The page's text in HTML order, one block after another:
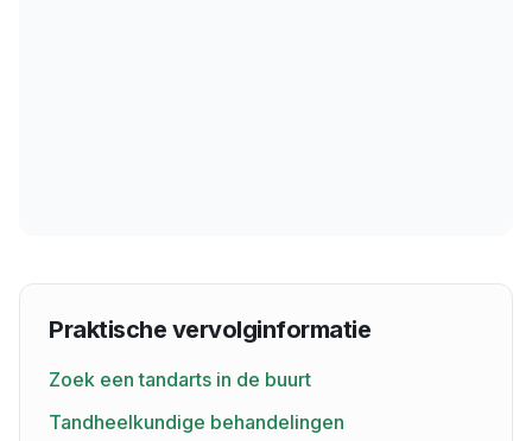
Praktische vervolginformatie
Zoek een tandarts in de buurt
Tandheelkundige behandelingen